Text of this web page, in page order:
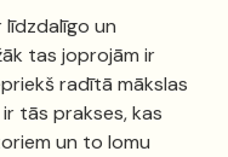
un
tas joprojām ir
radītā mākslas
tās prakses, kas
un to lomu